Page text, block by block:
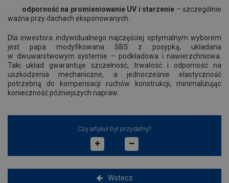
· odporność na promieniowanie UV i starzenie – szczególnie
ważna przy dachach eksponowanych.
Dla inwestora indywidualnego najczęściej optymalnym wyborem
jest papa modyfikowana SBS z posypką, układana
w dwuwarstwowym systemie – podkładowa i nawierzchniowa.
Taki układ gwarantuje szczelność, trwałość i odporność na
uszkodzenia mechaniczne, a jednocześnie elastyczność
potrzebną do kompensacji ruchów konstrukcji, minimalizując
konieczność późniejszych napraw.
Czy artykuł był przydatny?
Wstecz